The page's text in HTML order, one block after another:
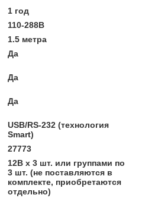
1 год
110-288В
1.5 метра
Да
Да
Да
USB/RS-232 (технология
Smart)
27773
12В х 3 шт. или группами по
3 шт. (не поставляются в
комплекте, приобретаются
отдельно)